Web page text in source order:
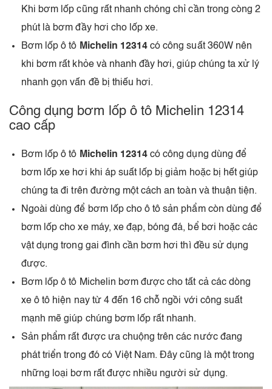
Khi bơm lốp cũng rất nhanh chóng chỉ cần trong còng 2
phút là bơm đầy hơi cho lốp xe.
Bơm lốp ô tô Michelin 12314 có công suất 360W nên
khi bơm rất khỏe và nhanh đầy hơi, giúp chúng ta xử lý
nhanh gọn vấn đề bị thiếu hơi.
Công dụng bơm lốp ô tô Michelin 12314
cao cấp
Bơm lốp ô tô Michelin 12314 có công dụng dùng để
bơm lốp xe hơi khi áp suất lốp bị giảm hoặc bị hết giúp
chúng ta đi trên đường một cách an toàn và thuận tiện.
Ngoài dùng để bơm lốp cho ô tô sản phẩm còn dùng để
bơm lốp cho xe máy, xe đạp, bóng đá, bể bơi hoặc các
vật dụng trong gai đình cần bơm hơi thì đều sử dụng
được.
Bơm lốp ô tô Michelin bơm được cho tất cả các dòng
xe ô tô hiện nay từ 4 đến 16 chỗ ngồi với công suất
mạnh mẽ giúp chúng bơm lốp rất nhanh.
Sản phẩm rất được ưa chuộng trên các nước đang
phát triển trong đó có Việt Nam. Đây cũng là một trong
những loại bơm rất được nhiều người sử dụng.